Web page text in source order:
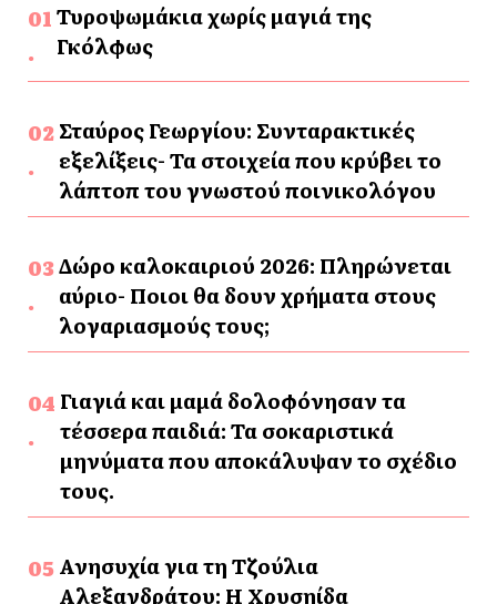
Τυροψωμάκια χωρίς μαγιά της
Γκόλφως
Σταύρος Γεωργίου: Συνταρακτικές
εξελίξεις- Τα στοιχεία που κρύβει το
λάπτοπ του γνωστού ποινικολόγου
Δώρο καλοκαιριού 2026: Πληρώνεται
αύριο- Ποιοι θα δουν χρήματα στους
λογαριασμούς τους;
Γιαγιά και μαμά δολοφόνησαν τα
τέσσερα παιδιά: Τα σοκαριστικά
μηνύματα που αποκάλυψαν το σχέδιο
τους.
Ανησυχία για τη Τζούλια
Αλεξανδράτου: Η Χρυσηίδα